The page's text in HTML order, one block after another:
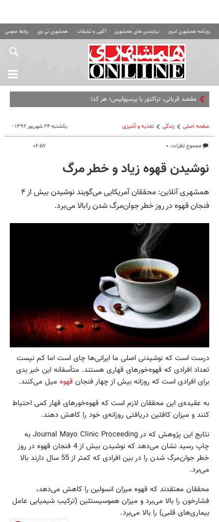
روزنامه همشهری امروز نیازمندی های همشهری آگهی و تبلیغات همشهری تی وی روابط عمومی
مقصد قربانی، تراکتور یا پرسپولیس؛ هر کدام بیشتر پول
صفحه اصلی زندگی تغذیه و آشپزی
مجموع نظرات: ۰
یکشنبه ۲۴ شهریور ۱۳۹۲ -
۰۶:۵۷
نوشیدن قهوه‌ زیاد و خطر مرگ
همشهری آنلاین: محققان آمریکایی می‌گویند نوشیدن بیش از ۴
فنجان قهوه در روز خطر جوان‌مرگ شدن رابالا می‌برد.
درست است که نوشیدنی اصلی ما ایرانی‌ها چای است اما کم نیست
تعداد افرادی که قهوه‌خورهای قهاری هستند. متأسفانه این خبر بدی
برای افرادی است که روزانه بیش از چهار فنجان قهوه میل می‌کنند.
به عقیده‌ی این محققان لازم است که قهوه‌خورهای قهار کمی احتیاط
کنند و میزان کافئین دریافتی روزانه‌ی خود را کاهش دهند.
نتایج این پژوهش که در Journal Mayo Clinic Proceeding به
چاپ رسید نشان می‌دهد که نوشیدن بیش از 4 فنجان قهوه در روز
خطر جوان‌مرگ شدن را در بین افرادی که کمتر از 55 سال دارند بالا
می‌برد.
محققان معتقدند که قهوه میزان انسولین را کاهش می‌دهد،
فشارخون را بالا می‌برد و میزان هموسیستئین (ترکیب شیمیایی عامل
بیماری‌های قلبی) را بالا می‌برد.